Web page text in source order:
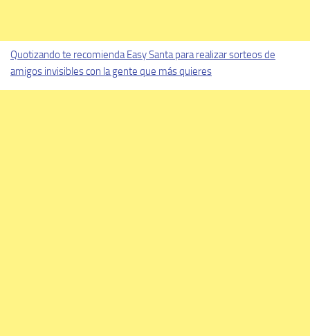
Quotizando te recomienda Easy Santa para realizar sorteos de
amigos invisibles con la gente que más quieres